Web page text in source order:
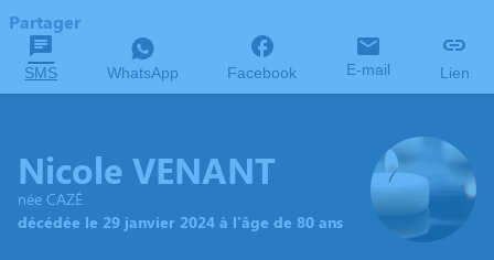
Partager
SMS WhatsApp Facebook E-mail Lien
Nicole VENANT
née CAZÉ
décédée le 29 janvier 2024 à l'âge de 80 ans